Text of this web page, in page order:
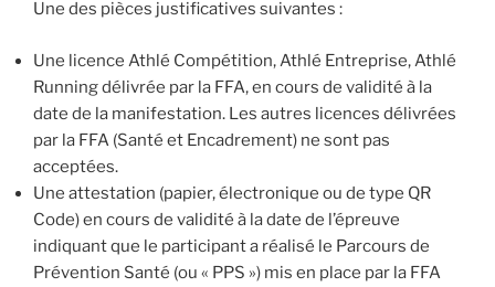
Une des pièces justificatives suivantes :
Une licence Athlé Compétition, Athlé Entreprise, Athlé
Running délivrée par la FFA, en cours de validité à la
date de la manifestation. Les autres licences délivrées
par la FFA (Santé et Encadrement) ne sont pas
acceptées.
Une attestation (papier, électronique ou de type QR
Code) en cours de validité à la date de l’épreuve
indiquant que le participant a réalisé le Parcours de
Prévention Santé (ou « PPS ») mis en place par la FFA